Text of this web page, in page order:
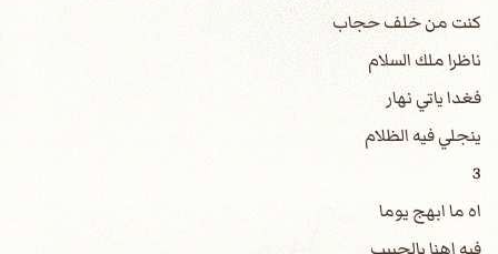
كنت من خلف حجاب
ناظرا ملك السلام
فغدا ياتي نهار
ينجلي فيه الظلام
3
اه ما ابهج يوما
فيه اهنا بالحبيب